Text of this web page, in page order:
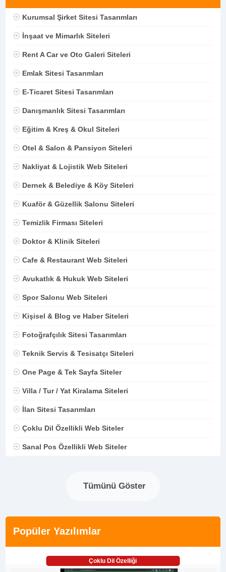
Kurumsal Şirket Sitesi Tasarımları
İnşaat ve Mimarlık Siteleri
Rent A Car ve Oto Galeri Siteleri
Emlak Sitesi Tasarımları
E-Ticaret Sitesi Tasarımları
Danışmanlık Sitesi Tasarımları
Eğitim & Kreş & Okul Siteleri
Otel & Salon & Pansiyon Siteleri
Nakliyat & Lojistik Web Siteleri
Dernek & Belediye & Köy Siteleri
Kuaför & Güzellik Salonu Siteleri
Temizlik Firması Siteleri
Doktor & Klinik Siteleri
Cafe & Restaurant Web Siteleri
Avukatlık & Hukuk Web Siteleri
Spor Salonu Web Siteleri
Kişisel & Blog ve Haber Siteleri
Fotoğrafçılık Sitesi Tasarımları
Teknik Servis & Tesisatçı Siteleri
One Page & Tek Sayfa Siteler
Villa / Tur / Yat Kiralama Siteleri
İlan Sitesi Tasarımları
Çoklu Dil Özellikli Web Siteler
Sanal Pos Özellikli Web Siteler
Tümünü Göster
Popüler Yazılımlar
Çoklu Dil Özelliği